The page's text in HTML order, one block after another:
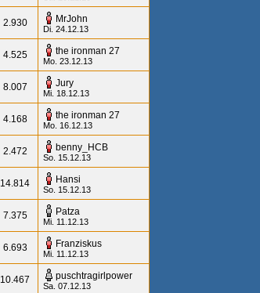
2.930 MrJohn
Di. 24.12.13
4.525 the ironman 27
Mo. 23.12.13
8.007 Jury
Mi. 18.12.13
4.168 the ironman 27
Mo. 16.12.13
2.472 benny_HCB
So. 15.12.13
14.814 Hansi
So. 15.12.13
7.375 Patza
Mi. 11.12.13
6.693 Franziskus
Mi. 11.12.13
10.467 puschtragirlpower
Sa. 07.12.13